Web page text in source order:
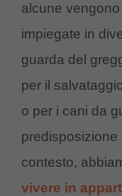
alcune
impiegate in
guarda del
per il
o per i cani da
predisposizione
contesto,
vivere in